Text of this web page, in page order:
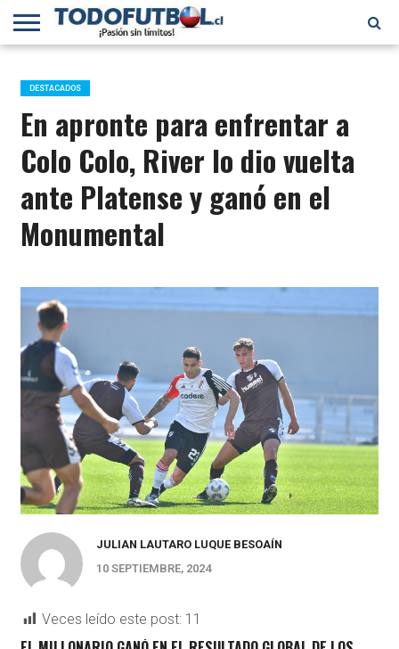
PRIMERA
B
SELECCIÓN
CHILENA
CHILENOS
EN EL
MUNDO
FÚTBOL
INTERNACIONAL
DESTACADOS
En apronte para enfrentar a
Colo Colo, River lo dio vuelta
ante Platense y ganó en el
Monumental
JULIAN LAUTARO LUQUE BESOAÍN
10 SEPTIEMBRE, 2024
Veces leído este post: 11